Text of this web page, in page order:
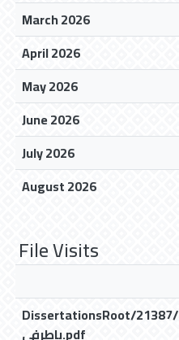
March 2026
April 2026
May 2026
June 2026
July 2026
August 2026
File Visits
DissertationsRoot/21387/رسالة نفيسة
باطرفي.pdf